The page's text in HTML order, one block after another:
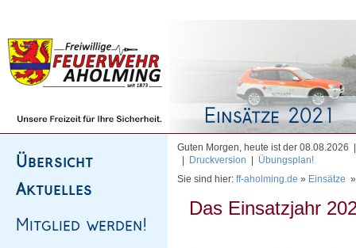
Guten Morgen, heute ist der
Druckversion
Übungsplan!
Sie sind hier: ff-aholming.de » Einsätze
Das Einsatzjahr